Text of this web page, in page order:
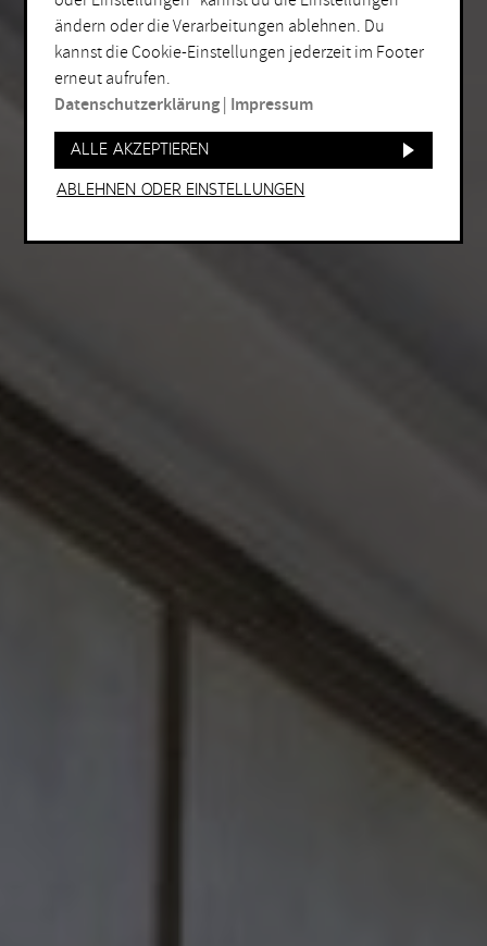
ändern oder die Verarbeitungen ablehnen. Du
kannst die Cookie-Einstellungen jederzeit im Footer
erneut aufrufen.
Datenschutzerklärung Impressum
Alle akzeptieren
Ablehnen oder Einstellungen